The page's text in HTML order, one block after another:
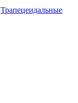
Трапецеидальные